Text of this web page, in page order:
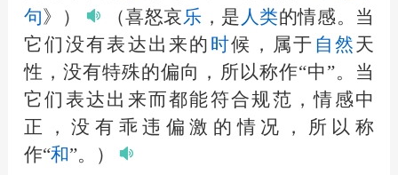
句》） （喜怒哀乐 ，是 人 类的情感。当
它们没有表达出来的 时候，属于 自然天
性，没有特殊的偏向，所以称作“中”。当
它们表达出来而都能符合规范，情感中
正，没有乖违偏激的情况，所以称
作“和”。）